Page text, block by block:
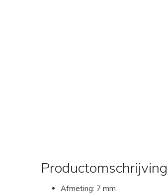
Productomschrijving
Afmeting: 7 mm